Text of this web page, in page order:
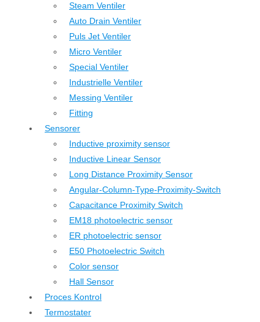
Steam Ventiler
Auto Drain Ventiler
Puls Jet Ventiler
Micro Ventiler
Special Ventiler
Industrielle Ventiler
Messing Ventiler
Fitting
Sensorer
Inductive proximity sensor
Inductive Linear Sensor
Long Distance Proximity Sensor
Angular-Column-Type-Proximity-Switch
Capacitance Proximity Switch
EM18 photoelectric sensor
ER photoelectric sensor
E50 Photoelectric Switch
Color sensor
Hall Sensor
Proces Kontrol
Termostater